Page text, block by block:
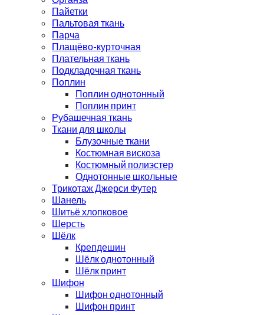
Пайетки
Пальтовая ткань
Парча
Плащёво-курточная
Плательная ткань
Подкладочная ткань
Поплин
Поплин однотонный
Поплин принт
Рубашечная ткань
Ткани для школы
Блузочные ткани
Костюмная вискоза
Костюмный полиэстер
Однотонные школьные
Трикотаж Джерси Футер
Шанель
Шитьё хлопковое
Шерсть
Шёлк
Крепдешин
Шёлк однотонный
Шёлк принт
Шифон
Шифон однотонный
Шифон принт